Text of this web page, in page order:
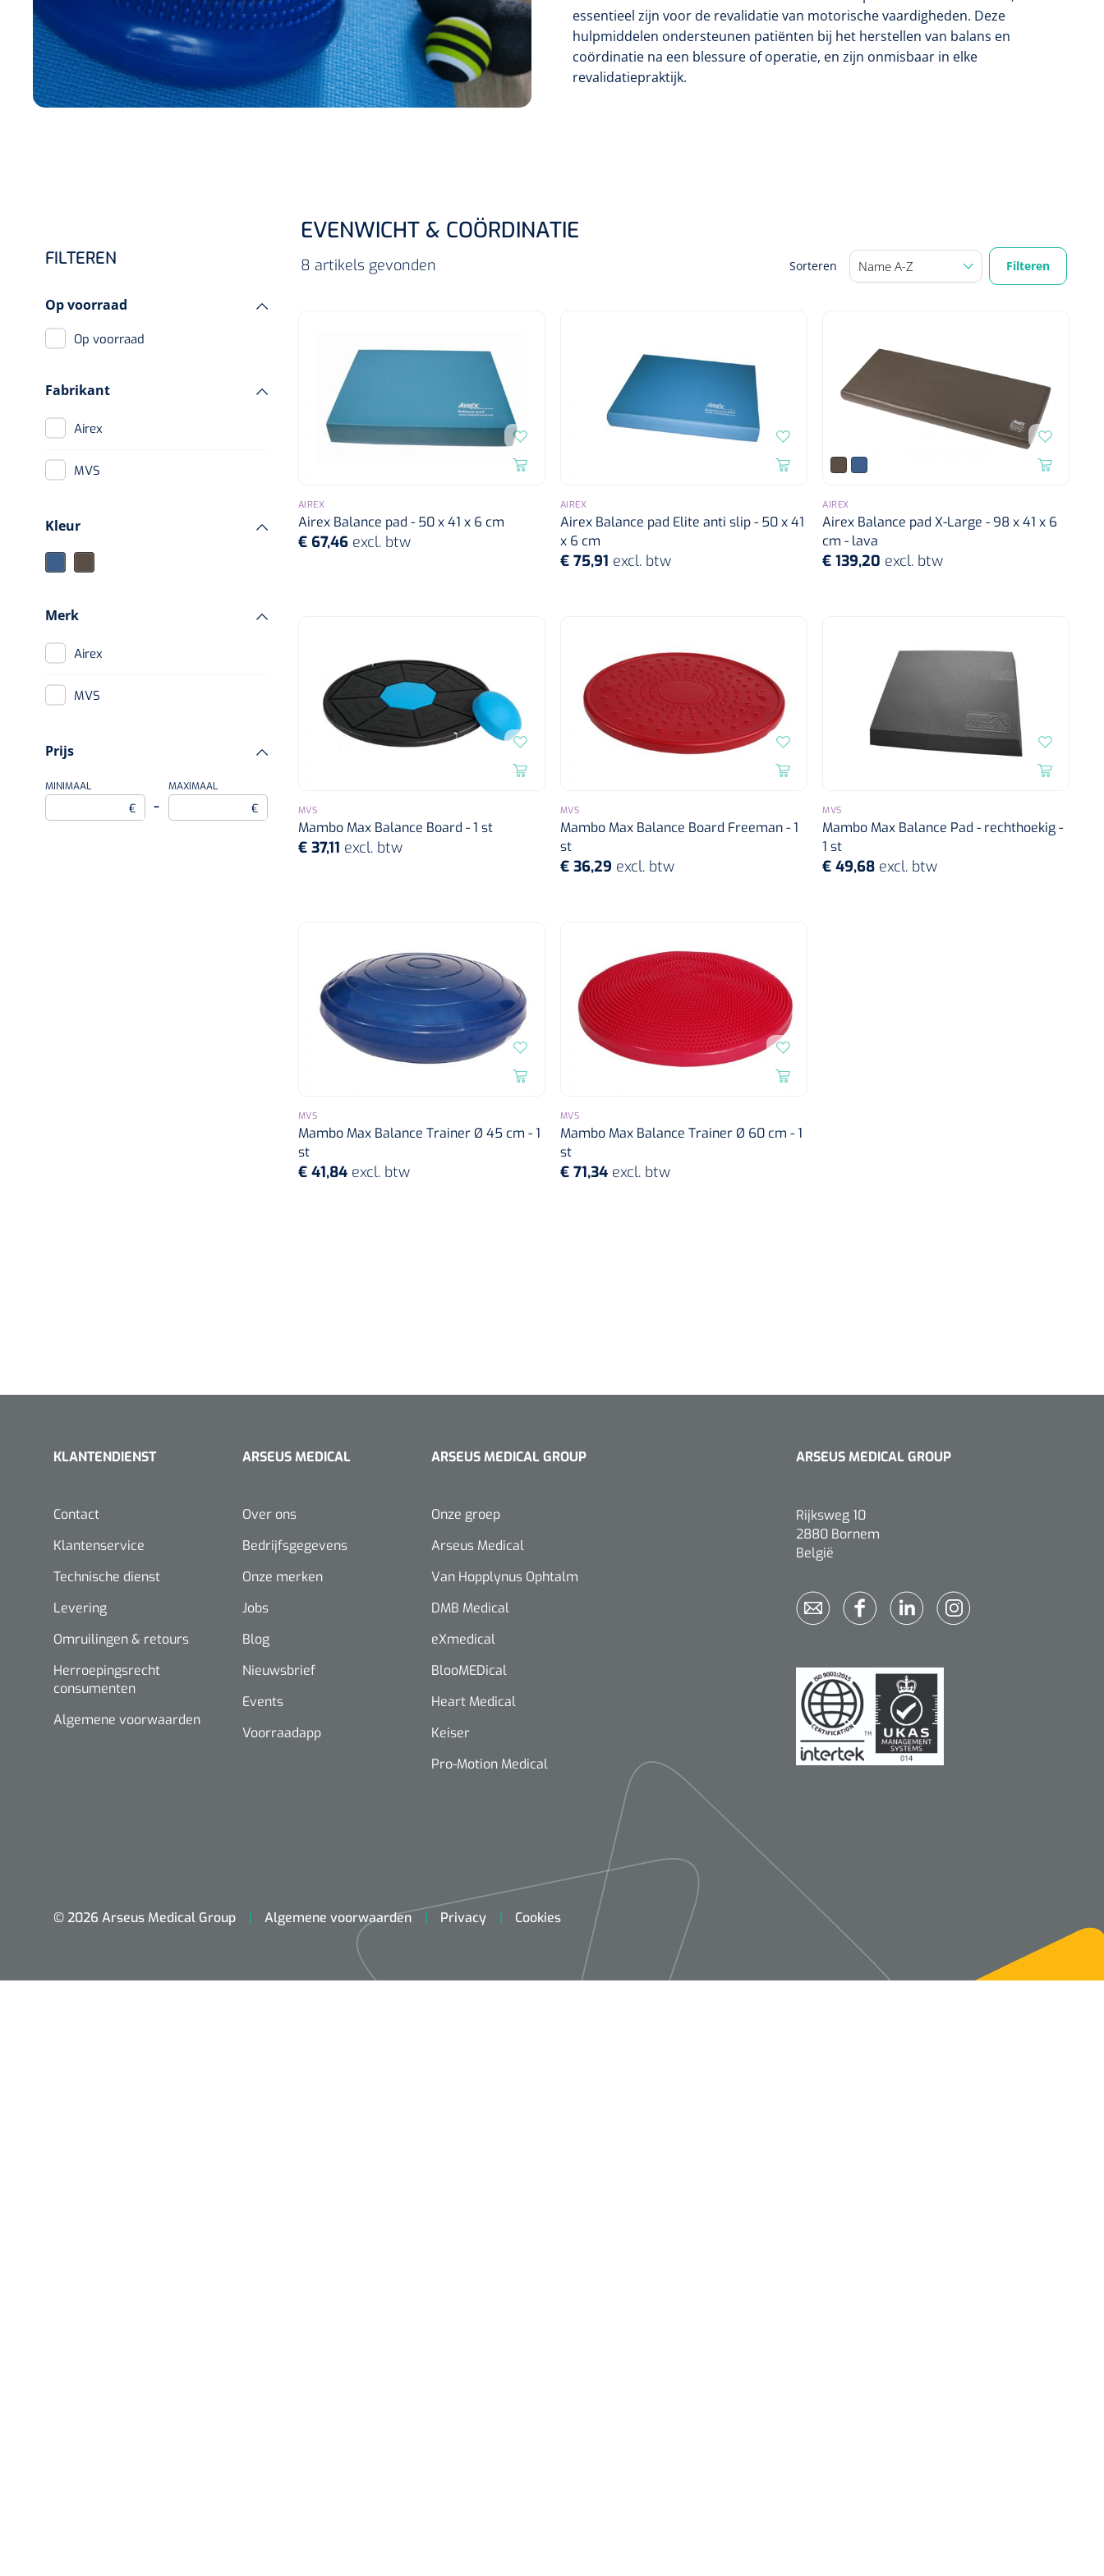
Incontinentiezorg
Injectiemateriaal
Infrastructuur
Instrumenten
essentieel zijn voor de revalidatie van motorische vaardigheden. Deze
hulpmiddelen ondersteunen patiënten bij het herstellen van balans en
coördinatie na een blessure of operatie, en zijn onmisbaar in elke
revalidatiepraktijk.
FILTEREN
Op voorraad
Op voorraad
Fabrikant
Airex
MVS
Kleur
Merk
Airex
MVS
Prijs
MINIMAAL
€ –
MAXIMAAL
€
EVENWICHT & COÖRDINATIE
8 artikels gevonden Sorteren Filteren
AIREX
Airex Balance pad - 50 x 41 x 6 cm
€ 67,46 excl. btw
AIREX
Airex Balance pad Elite anti slip - 50 x 41
x 6 cm
€ 75,91 excl. btw
AIREX
Airex Balance pad X-Large - 98 x 41 x 6
cm - lava
€ 139,20 excl. btw
MVS
Mambo Max Balance Board - 1 st
€ 37,11 excl. btw
MVS
Mambo Max Balance Board Freeman - 1
st
€ 36,29 excl. btw
MVS
Mambo Max Balance Pad - rechthoekig -
1 st
€ 49,68 excl. btw
MVS
Mambo Max Balance Trainer Ø 45 cm - 1
st
€ 41,84 excl. btw
MVS
Mambo Max Balance Trainer Ø 60 cm - 1
st
€ 71,34 excl. btw
KLANTENDIENST
Contact
Klantenservice
Technische dienst
Levering
Omruilingen & retours
Herroepingsrecht
consumenten
Algemene voorwaarden
ARSEUS MEDICAL
Over ons
Bedrijfsgegevens
Onze merken
Jobs
Blog
Nieuwsbrief
Events
Voorraadapp
ARSEUS MEDICAL GROUP
Onze groep
Arseus Medical
Van Hopplynus Ophtalm
DMB Medical
eXmedical
BlooMEDical
Heart Medical
Keiser
Pro-Motion Medical
ARSEUS MEDICAL GROUP
Rijksweg 10
2880 Bornem
België
© 2026 Arseus Medical Group Algemene voorwaarden Privacy Cookies